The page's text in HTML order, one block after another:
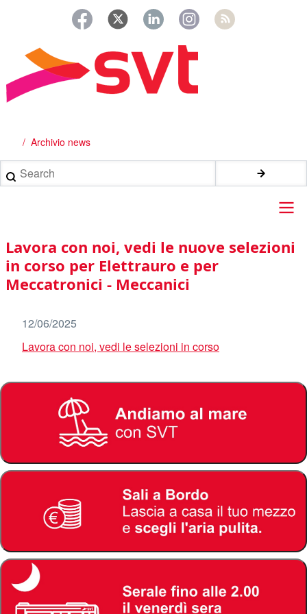
principale
Briciole
di
pane
Archivio news
Search
navigation
Lavora con noi, vedi le nuove selezioni
in corso per Elettrauro e per
Meccatronici - Meccanici
12/06/2025
Lavora con noi, vedi le selezioni in corso